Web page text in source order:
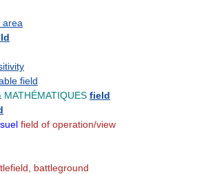
area
field
MATHÉMATIQUES field
field of operation/view
battleground